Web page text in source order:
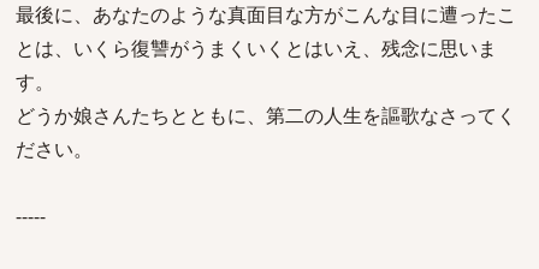
最後に、あなたのような真面目な方がこんな目に遭ったこ
とは、いくら復讐がうまくいくとはいえ、残念に思いま
す。
どうか娘さんたちとともに、第二の人生を謳歌なさってく
ださい。
-----